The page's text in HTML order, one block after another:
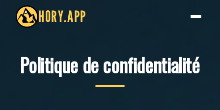
HORY.APP
Politique de confidentialité